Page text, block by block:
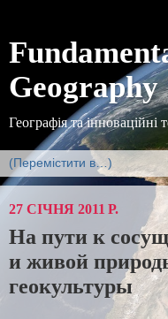
Geography
Географія та інноваційні
27 СІЧНЯ 2011 Р.
На пути к
и живой
геокультуры